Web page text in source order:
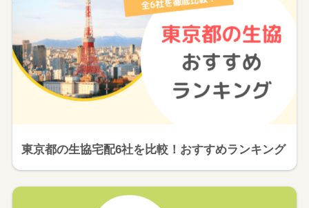
東京都の生協宅配6社を比較！おすすめランキング